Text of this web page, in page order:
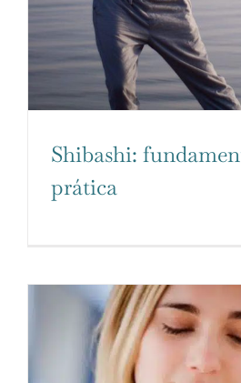
Shibashi:
prática